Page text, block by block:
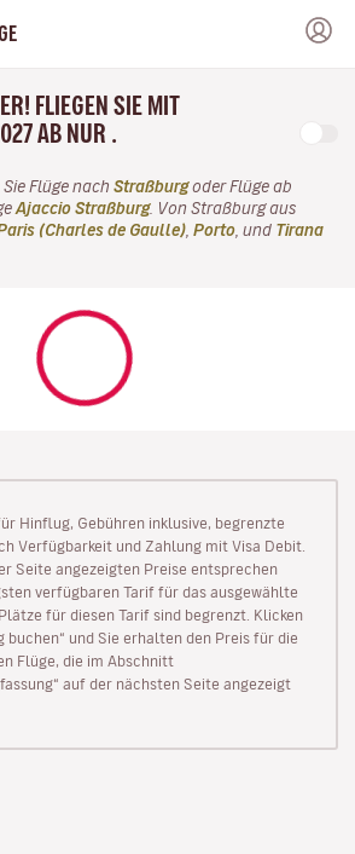
FLIEGEN SIE MIT
AB NUR .
Flüge nach Straßburgoder Flüge ab
Ajaccio Straßburg. Von Straßburg aus
(Charles de Gaulle) Porto , und Tirana
Hinflug, Gebühren inklusive, begrenzte
Verfügbarkeit und Zahlung mit Visa Debit.
Seite angezeigten Preise entsprechen
verfügbaren Tarif für das ausgewählte
für diesen Tarif sind begrenzt. Klicken
buchen“ und Sie erhalten den Preis für die
Flüge, die im Abschnitt
auf der nächsten Seite angezeigt